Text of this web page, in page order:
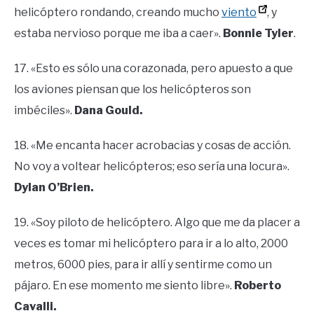
helicóptero rondando, creando mucho viento
, y
estaba nervioso porque me iba a caer». Bonnie Tyler.
17. «Esto es sólo una corazonada, pero apuesto a que
los aviones piensan que los helicópteros son
imbéciles». Dana Gould.
18. «Me encanta hacer acrobacias y cosas de acción.
No voy a voltear helicópteros; eso sería una locura».
Dylan O’Brien.
19. «Soy piloto de helicóptero. Algo que me da placer a
veces es tomar mi helicóptero para ir a lo alto, 2000
metros, 6000 pies, para ir allí y sentirme como un
pájaro. En ese momento me siento libre». Roberto
Cavalli.